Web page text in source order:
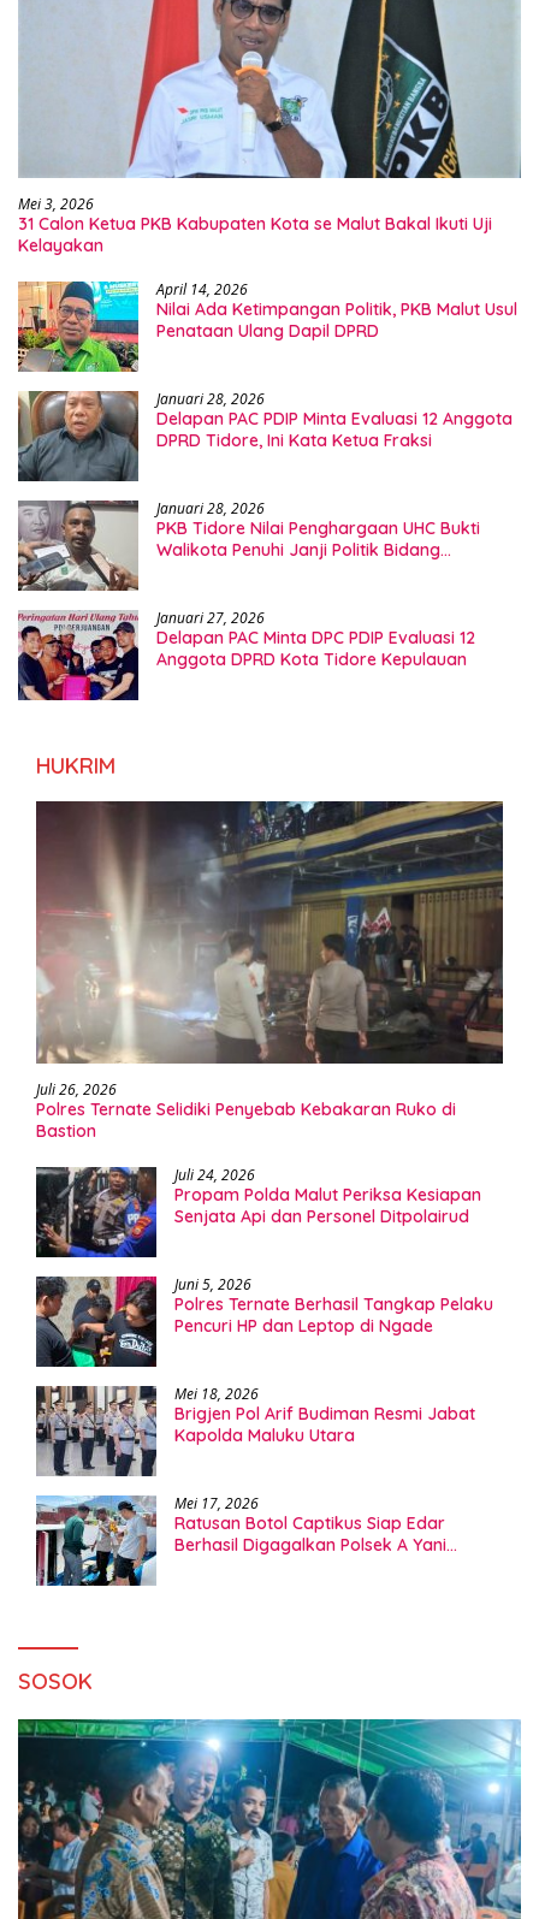
Mei 3, 2026
31 Calon Ketua PKB Kabupaten Kota se Malut Bakal Ikuti Uji
Kelayakan
April 14, 2026
Nilai Ada Ketimpangan Politik, PKB Malut Usul
Penataan Ulang Dapil DPRD
Januari 28, 2026
Delapan PAC PDIP Minta Evaluasi 12 Anggota
DPRD Tidore, Ini Kata Ketua Fraksi
Januari 28, 2026
PKB Tidore Nilai Penghargaan UHC Bukti
Walikota Penuhi Janji Politik Bidang
Januari 27, 2026
Delapan PAC Minta DPC PDIP Evaluasi 12
Anggota DPRD Kota Tidore Kepulauan
HUKRIM
Juli 26, 2026
Polres Ternate Selidiki Penyebab Kebakaran Ruko di
Bastion
Juli 24, 2026
Propam Polda Malut Periksa Kesiapan
Senjata Api dan Personel Ditpolairud
Juni 5, 2026
Polres Ternate Berhasil Tangkap Pelaku
Pencuri HP dan Leptop di Ngade
Mei 18, 2026
Brigjen Pol Arif Budiman Resmi Jabat
Kapolda Maluku Utara
Mei 17, 2026
Ratusan Botol Captikus Siap Edar
Berhasil Digagalkan Polsek A Yani
SOSOK